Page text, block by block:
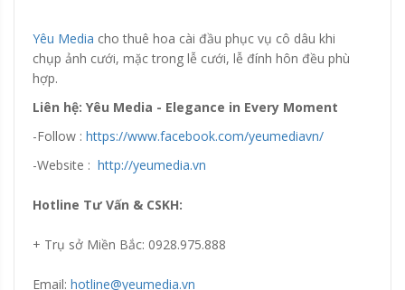
Yêu Media cho thuê hoa cài đầu phục vụ cô dâu khi
chụp ảnh cưới, mặc trong lễ cưới, lễ đính hôn đều phù
hợp.
Liên hệ: Yêu Media - Elegance in Every Moment
-Follow : https://www.facebook.com/yeumediavn/
-Website : http://yeumedia.vn
Hotline Tư Vấn & CSKH:
+ Trụ sở Miền Bắc: 0928.975.888
Email: hotline@yeumedia.vn